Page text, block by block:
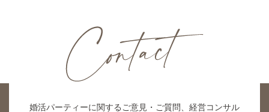
婚活パーティーに関するご意見・ご質問、経営コンサル